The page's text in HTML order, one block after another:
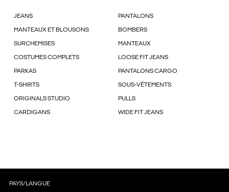
JEANS PANTALONS
MANTEAUX ET BLOUSONS BOMBERS
SURCHEMISES MANTEAUX
COSTUMES COMPLETS LOOSE FIT JEANS
PARKAS PANTALONS CARGO
T-SHIRTS SOUS-VÊTEMENTS
ORIGINALS STUDIO PULLS
CARDIGANS WIDE FIT JEANS
PAYS/LANGUE